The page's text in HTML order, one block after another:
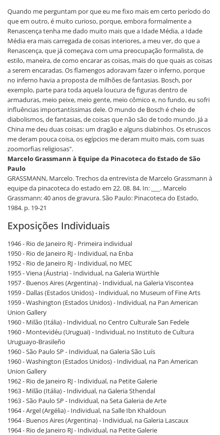
Quando me perguntam por que eu me fixo mais em certo período do
que em outro, é muito curioso, porque, embora formalmente a
Renascença tenha me dado muito mais que a Idade Média, a Idade
Média era mais carregada de coisas interiores, a meu ver, do que a
Renascença, que já começava com uma preocupação formalista, de
estilo, maneira, de como encarar as coisas, mais do que quais as coisas
a serem encaradas. Os flamengos adoravam fazer o inferno, porque
no inferno havia a proposta de milhões de fantasias. Bosch, por
exemplo, parte para toda aquela loucura de figuras dentro de
armaduras, meio peixe, meio gente, meio cômico e, no fundo, eu sofri
influências importantíssimas dele. O mundo de Bosch é cheio de
diabolismos, de fantasias, de coisas que não são de todo mundo. Já a
China me deu duas coisas: um dragão e alguns diabinhos. Os etruscos
me deram pouca coisa, os egípcios me deram muito mais, com suas
zoomorfias religiosas".
Marcelo Grassmann à Equipe da Pinacoteca do Estado de São
Paulo
GRASSMANN, Marcelo. Trechos da entrevista de Marcelo Grassmann à
equipe da pinacoteca do estado em 22. 08. 84. In: ___. Marcelo
Grassmann: 40 anos de gravura. São Paulo: Pinacoteca do Estado,
1984. p. 19-21
Exposições Individuais
1946 - Rio de Janeiro RJ - Primeira individual
1950 - Rio de Janeiro RJ - Individual, na Enba
1952 - Rio de Janeiro RJ - Individual, no MEC
1955 - Viena (Áustria) - Individual, na Galeria Würthle
1957 - Buenos Aires (Argentina) - Individual, na Galeria Viscontea
1959 - Dallas (Estados Unidos) - Individual, no Museum of Fine Arts
1959 - Washington (Estados Unidos) - Individual, na Pan American
Union Gallery
1960 - Milão (Itália) - Individual, no Centro Culturale San Fedele
1960 - Montevidéu (Uruguai) - Individual, no Instituto de Cultura
Uruguayo-Brasileño
1960 - São Paulo SP - Individual, na Galeria São Luís
1960 - Washington (Estados Unidos) - Individual, na Pan American
Union Gallery
1962 - Rio de Janeiro RJ - Individual, na Petite Galerie
1963 - Milão (Itália) - Individual, na Galeria Sthendal
1963 - São Paulo SP - Individual, na Seta Galeria de Arte
1964 - Argel (Argélia) - Individual, na Salle Ibn Khaldoun
1964 - Buenos Aires (Argentina) - Individual, na Galeria Lascaux
1964 - Rio de Janeiro RJ - Individual, na Petite Galerie